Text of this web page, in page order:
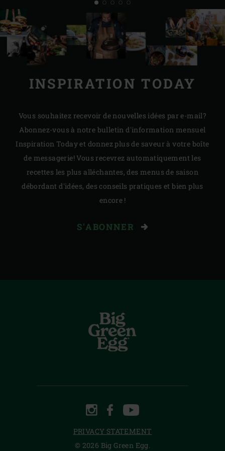
INSPIRATION TODAY
Vous souhaitez recevoir de nouvelles idées par e-mail?
Abonnez-vous à notre bulletin d'information mensuel
Inspiration Today et donnez plus de saveur à votre boîte
de messagerie! Vous recevrez automatiquement les
recettes les plus alléchantes, des menus de saison
débordant d'idées, des conseils pratiques et bien plus
encore !
S'ABONNER
INSTAGRAM
FACEBOOKYOUTUBE
PRIVACY STATEMENT
© 2026 Big Green Egg.